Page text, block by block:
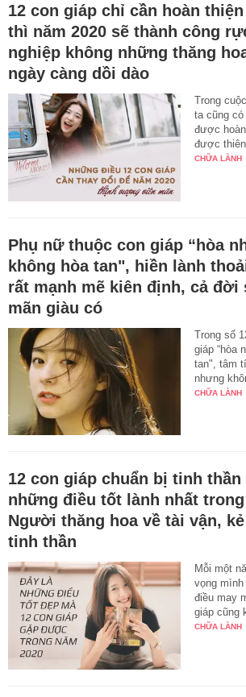
12 con giáp chỉ cần hoàn
thì năm 2020 sẽ thành công
nghiệp không những thăng
ngày càng dồi dào
Trong
ta cũng
được
được
CHỮA LÀNH
Phụ nữ thuộc con giáp “hòa
không hòa tan", hiền lành
rất mạnh mẽ kiên định, cả đời
mãn giàu có
Trong số
giáp “hòa
tan", tâm
nhưng
CHỮA LÀNH
12 con giáp chuẩn bị tinh thần
những điều tốt lành nhất trong
Người thăng hoa về tài vận,
tinh thần
Mỗi một
vọng
điều may
giáp cũng
CHỮA LÀNH